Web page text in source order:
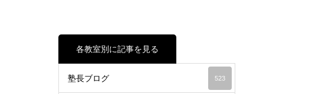
各教室別に記事を見る
塾長ブログ 523